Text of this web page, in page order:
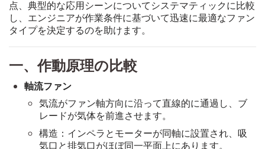
点、典型的な応用シーンについてシステマティックに比較
し、エンジニアが作業条件に基づいて迅速に最適なファン
タイプを決定するのを助けます。
一、作動原理の比較
軸流ファン
気流がファン軸方向に沿って直線的に通過し、ブ
レードが気体を前進させます。
構造：インペラとモーターが同軸に設置され、吸
気口と排気口がほぼ同一平面上にあります。